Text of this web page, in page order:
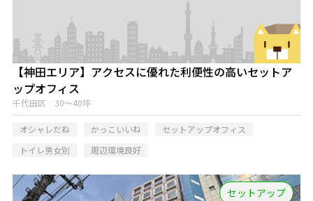
【神田エリア】アクセスに優れた利便性の高いセットア
ップオフィス
千代田区 30～40坪
オシャレだね かっこいいね
セットアップオフィス
トイレ男女別
周辺環境良好
セットアップ